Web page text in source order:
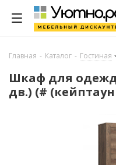
Главная - Каталог - Гостиная
Шкаф для
дв.) (#